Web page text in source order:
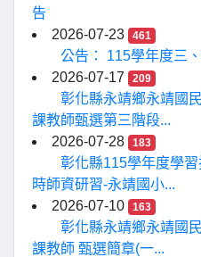
告
2026-07-23
461
公告： 115學年度三
2026-07-17
209
彰化縣永靖鄉永靖國
課教師甄選第三階段...
2026-07-28
183
彰化縣115學年度學
時師資研習-永靖國小...
2026-07-10
163
彰化縣永靖鄉永靖國
課教師 甄選簡章(一...